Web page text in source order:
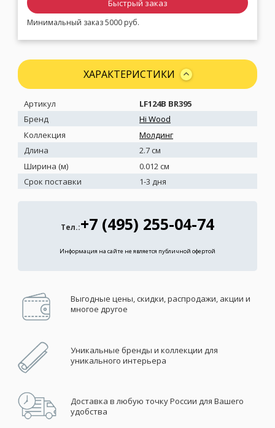
Быстрый заказ
Минимальный заказ 5000 руб.
ХАРАКТЕРИСТИКИ
Артикул
LF124B BR395
Бренд
Hi Wood
Коллекция
Молдинг
Длина
2.7 см
Ширина (м)
0.012 см
Срок поставки
1-3 дня
Тел.:+7 (495) 255-04-74
Информация на сайте не является публичной офертой
Выгодные цены, скидки, распродажи, акции и
многое другое
Уникальные бренды и коллекции для
уникального интерьера
Доставка в любую точку России для Вашего
удобства